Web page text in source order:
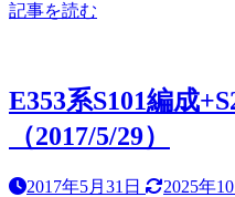
記事を読む
E353系S101編成
（2017/5/29）
2017年5月31日 2025年